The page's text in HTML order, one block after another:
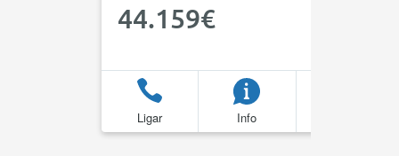
44.159€
Ligar Info